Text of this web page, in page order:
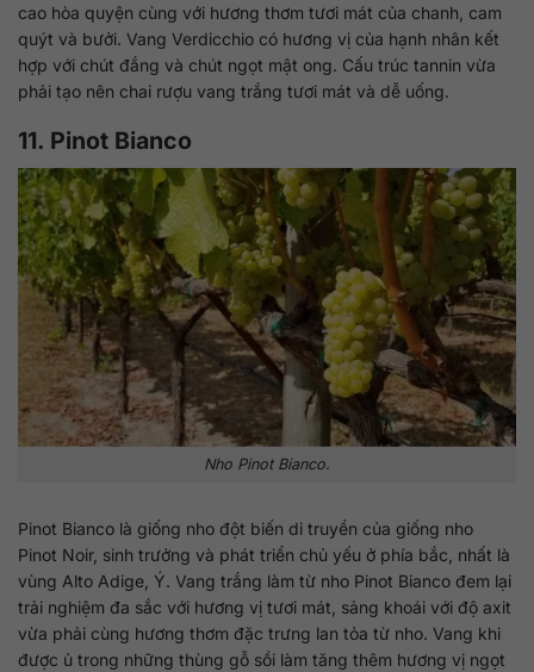
cao hòa quyện cùng với hương thơm tươi mát của chanh, cam
quýt và bưởi. Vang Verdicchio có hương vị của hạnh nhân kết
hợp với chút đắng và chút ngọt mật ong. Cấu trúc tannin vừa
phải tạo nên chai rượu vang trắng tươi mát và dễ uống.
11. Pinot Bianco
Nho Pinot Bianco.
Pinot Bianco là giống nho đột biến di truyền của giống nho
Pinot Noir, sinh trưởng và phát triển chủ yếu ở phía bắc, nhất là
vùng Alto Adige, Ý. Vang trắng làm từ nho Pinot Bianco đem lại
trải nghiệm đa sắc với hương vị tươi mát, sảng khoái với độ axit
vừa phải cùng hương thơm đặc trưng lan tỏa từ nho. Vang khi
được ủ trong những thùng gỗ sồi làm tăng thêm hương vị ngọt